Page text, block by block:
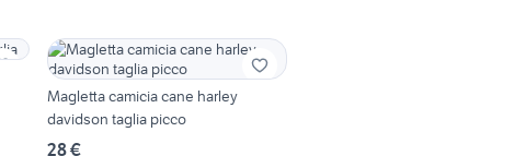
Magletta camicia cane harley
davidson taglia picco
28 €